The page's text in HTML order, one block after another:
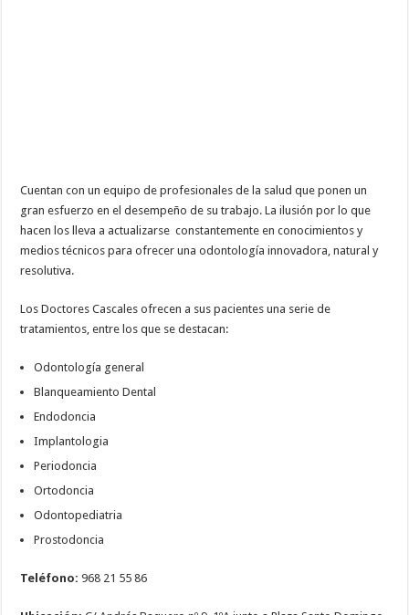
Cuentan con un equipo de profesionales de la salud que ponen un
gran esfuerzo en el desempeño de su trabajo. La ilusión por lo que
hacen los lleva a actualizarse constantemente en conocimientos y
medios técnicos para ofrecer una odontología innovadora, natural y
resolutiva.
Los Doctores Cascales ofrecen a sus pacientes una serie de
tratamientos, entre los que se destacan:
Odontología general
Blanqueamiento Dental
Endodoncia
Implantologia
Periodoncia
Ortodoncia
Odontopediatria
Prostodoncia
Teléfono: 968 21 55 86